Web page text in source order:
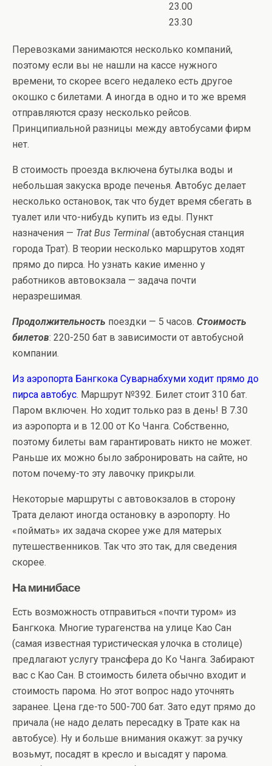
23.00
23.30
Перевозками занимаются несколько компаний,
поэтому если вы не нашли на кассе нужного
времени, то скорее всего недалеко есть другое
окошко c билетами. А иногда в одно и то же время
отправляются сразу несколько рейсов.
Принципиальной разницы между автобусами фирм
нет.
В стоимость проезда включена бутылка воды и
небольшая закуска вроде печенья. Автобус делает
несколько остановок, так что будет время сбегать в
туалет или что-нибудь купить из еды. Пункт
назначения — Trat Bus Terminal (автобусная станция
города Трат). В теории несколько маршрутов ходят
прямо до пирса. Но узнать какие именно у
работников автовокзала — задача почти
неразрешимая.
Продолжительность поездки — 5 часов. Стоимость
билетов: 220-250 бат в зависимости от автобусной
компании.
Из аэропорта Бангкока Суварнабхуми ходит прямо до
пирса автобус. Маршрут №392. Билет стоит 310 бат.
Паром включен. Но ходит только раз в день! В 7.30
из аэропорта и в 12.00 от Ко Чанга. Собственно,
поэтому билеты вам гарантировать никто не может.
Раньше их можно было забронировать на сайте, но
потом почему-то эту лавочку прикрыли.
Некоторые маршруты с автовокзалов в сторону
Трата делают иногда остановку в аэропорту. Но
«поймать» их задача скорее уже для матерых
путешественников. Так что это так, для сведения
скорее.
На минибасе
Есть возможность отправиться «почти туром» из
Бангкока. Многие турагенства на улице Као Сан
(самая известная туристическая улочка в столице)
предлагают услугу трансфера до Ко Чанга. Забирают
вас с Као Сан. В стоимость билета обычно входит и
стоимость парома. Но этот вопрос надо уточнять
заранее. Цена где-то 500-700 бат. Зато едут прямо до
причала (не надо делать пересадку в Трате как на
автобусе). Ну и больше внимания окажут: за ручку
возьмут, посадят в кресло и высадят у парома.